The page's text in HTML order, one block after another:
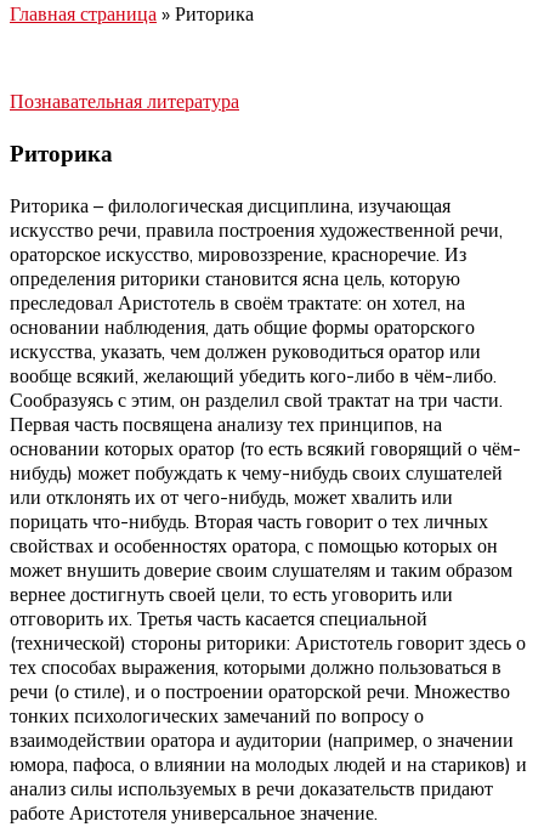
Главная страница » Риторика
Познавательная литература
Риторика
Риторика – филологическая дисциплина, изучающая
искусство речи, правила построения художественной речи,
ораторское искусство, мировоззрение, красноречие. Из
определения риторики становится ясна цель, которую
преследовал Аристотель в своём трактате: он хотел, на
основании наблюдения, дать общие формы ораторского
искусства, указать, чем должен руководиться оратор или
вообще всякий, желающий убедить кого-либо в чём-либо.
Сообразуясь с этим, он разделил свой трактат на три части.
Первая часть посвящена анализу тех принципов, на
основании которых оратор (то есть всякий говорящий о чём-
нибудь) может побуждать к чему-нибудь своих слушателей
или отклонять их от чего-нибудь, может хвалить или
порицать что-нибудь. Вторая часть говорит о тех личных
свойствах и особенностях оратора, с помощью которых он
может внушить доверие своим слушателям и таким образом
вернее достигнуть своей цели, то есть уговорить или
отговорить их. Третья часть касается специальной
(технической) стороны риторики: Аристотель говорит здесь о
тех способах выражения, которыми должно пользоваться в
речи (о стиле), и о построении ораторской речи. Множество
тонких психологических замечаний по вопросу о
взаимодействии оратора и аудитории (например, о значении
юмора, пафоса, о влиянии на молодых людей и на стариков) и
анализ силы используемых в речи доказательств придают
работе Аристотеля универсальное значение.